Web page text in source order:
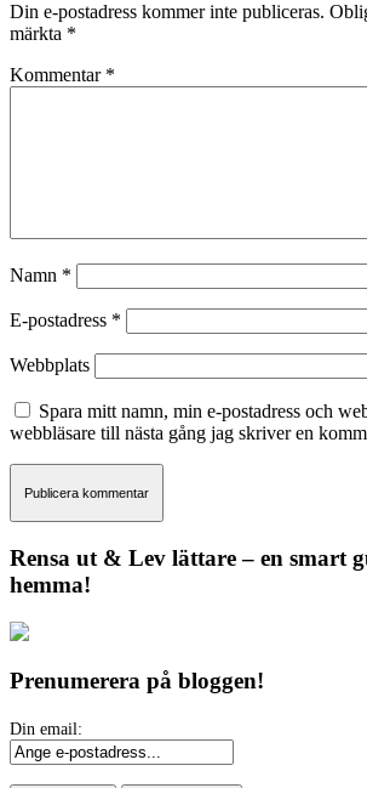
Din e-postadress kommer inte publiceras.
märkta *
Kommentar *
Namn *
E-postadress *
Webbplats
Spara mitt namn, min e-postadress och
webbläsare till nästa gång jag skriver en
Rensa ut & Lev lättare – en smart
hemma!
Prenumerera på bloggen!